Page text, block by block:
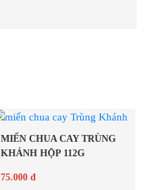
MIẾN CHUA CAY TRÙNG
KHÁNH HỘP 112G
75.000 đ